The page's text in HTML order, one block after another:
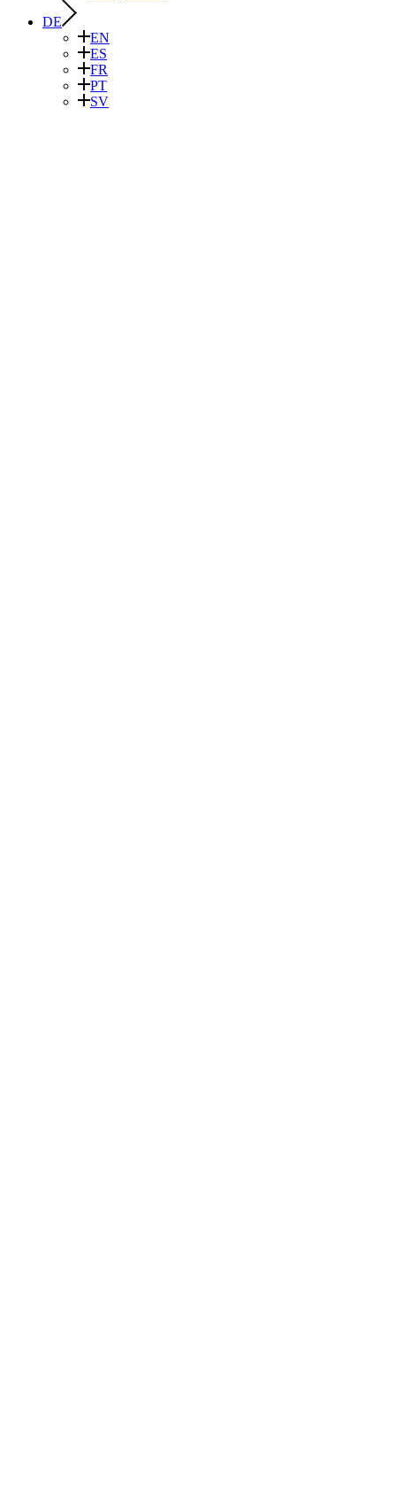
DE
EN
ES
FR
PT
SV